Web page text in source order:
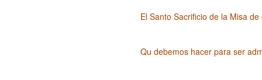
El Santo Sacrificio de la Misa
Qu debemos hacer para ser